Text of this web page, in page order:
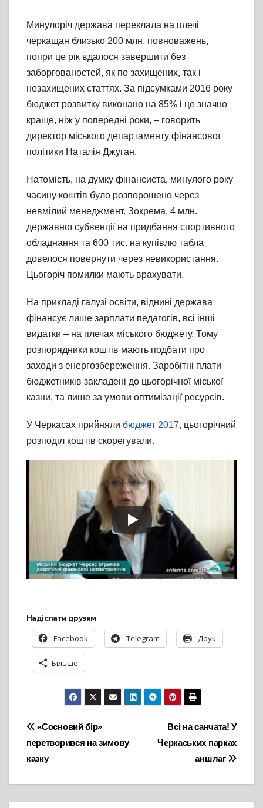
Минулоріч держава переклала на плечі
черкащан близько 200 млн. повноважень,
попри це рік вдалося завершити без
заборгованостей, як по захищених, так і
незахищених статтях. За підсумками 2016 року
бюджет розвитку виконано на 85% і це значно
краще, ніж у попередні роки, – говорить
директор міського департаменту фінансової
політики Наталія Джуган.
Натомість, на думку фінансиста, минулого року
часину коштів було розпорошено через
невмілий менеджмент. Зокрема, 4 млн.
державної субвенції на придбання спортивного
обладнання та 600 тис. на купівлю табла
довелося повернути через невикористання.
Цьогоріч помилки мають врахувати.
На прикладі галузі освіти, віднині держава
фінансує лише зарплати педагогів, всі інші
видатки – на плечах міського бюджету. Тому
розпорядники коштів мають подбати про
заходи з енергозбереження. Заробітні плати
бюджетників закладені до цьогорічної міської
казни, та лише за умови оптимізації ресурсів.
У Черкасах прийняли бюджет 2017, цьогорічний
розподіл коштів скорегували.
Надіслати друзям
Facebook Telegram Друк
Більше
Навігація
записів
Всі на санчата! У
Черкаських парках
аншлаг
«Сосновий бір»
перетворився на зимову
казку